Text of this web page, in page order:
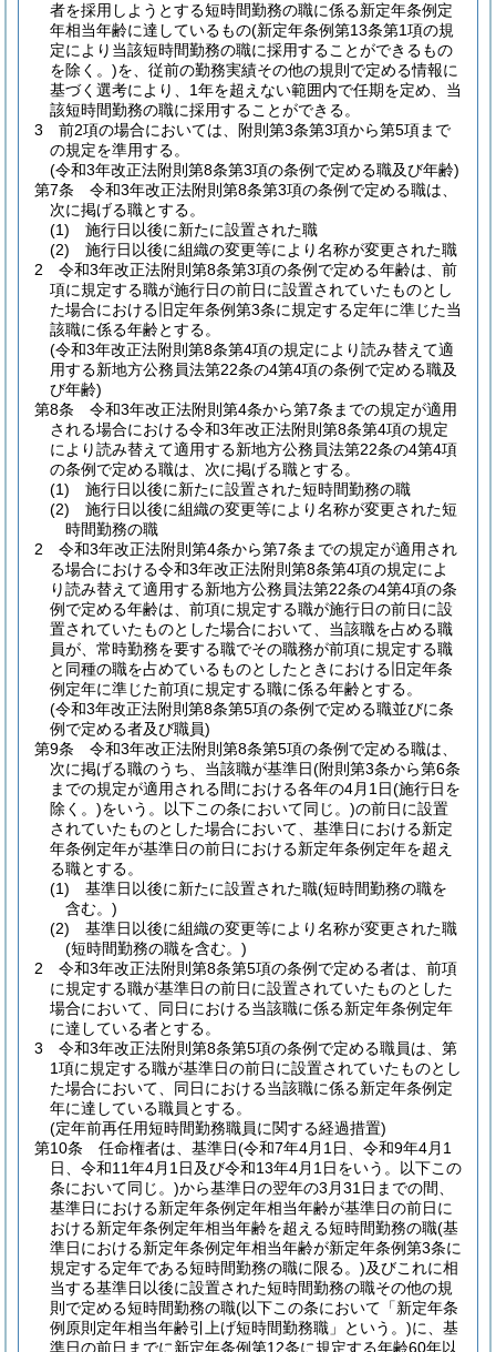
者を採用しようとする短時間勤務の職に係る新定年条例定
年相当年齢に達しているもの(新定年条例第13条第1項の規
定により当該短時間勤務の職に採用することができるもの
を除く。)を、従前の勤務実績その他の規則で定める情報に
基づく選考により、1年を超えない範囲内で任期を定め、当
該短時間勤務の職に採用することができる。
3
前2項の場合においては、附則第3条第3項から第5項まで
の規定を準用する。
(令和3年改正法附則第8条第3項の条例で定める職及び年齢)
第7条
令和3年改正法附則第8条第3項の条例で定める職は、
次に掲げる職とする。
(1)
施行日以後に新たに設置された職
(2)
施行日以後に組織の変更等により名称が変更された職
2
令和3年改正法附則第8条第3項の条例で定める年齢は、前
項に規定する職が施行日の前日に設置されていたものとし
た場合における旧定年条例第3条に規定する定年に準じた当
該職に係る年齢とする。
(令和3年改正法附則第8条第4項の規定により読み替えて適
用する新地方公務員法第22条の4第4項の条例で定める職及
び年齢)
第8条
令和3年改正法附則第4条から第7条までの規定が適用
される場合における令和3年改正法附則第8条第4項の規定
により読み替えて適用する新地方公務員法第22条の4第4項
の条例で定める職は、次に掲げる職とする。
(1)
施行日以後に新たに設置された短時間勤務の職
(2)
施行日以後に組織の変更等により名称が変更された短
時間勤務の職
2
令和3年改正法附則第4条から第7条までの規定が適用され
る場合における令和3年改正法附則第8条第4項の規定によ
り読み替えて適用する新地方公務員法第22条の4第4項の条
例で定める年齢は、前項に規定する職が施行日の前日に設
置されていたものとした場合において、当該職を占める職
員が、常時勤務を要する職でその職務が前項に規定する職
と同種の職を占めているものとしたときにおける旧定年条
例定年に準じた前項に規定する職に係る年齢とする。
(令和3年改正法附則第8条第5項の条例で定める職並びに条
例で定める者及び職員)
第9条
令和3年改正法附則第8条第5項の条例で定める職は、
次に掲げる職のうち、当該職が基準日(附則第3条から第6条
までの規定が適用される間における各年の4月1日(施行日を
除く。)をいう。以下この条において同じ。)の前日に設置
されていたものとした場合において、基準日における新定
年条例定年が基準日の前日における新定年条例定年を超え
る職とする。
(1)
基準日以後に新たに設置された職(短時間勤務の職を
含む。)
(2)
基準日以後に組織の変更等により名称が変更された職
(短時間勤務の職を含む。)
2
令和3年改正法附則第8条第5項の条例で定める者は、前項
に規定する職が基準日の前日に設置されていたものとした
場合において、同日における当該職に係る新定年条例定年
に達している者とする。
3
令和3年改正法附則第8条第5項の条例で定める職員は、第
1項に規定する職が基準日の前日に設置されていたものとし
た場合において、同日における当該職に係る新定年条例定
年に達している職員とする。
(定年前再任用短時間勤務職員に関する経過措置)
第10条
任命権者は、基準日(令和7年4月1日、令和9年4月1
日、令和11年4月1日及び令和13年4月1日をいう。以下この
条において同じ。)から基準日の翌年の3月31日までの間、
基準日における新定年条例定年相当年齢が基準日の前日に
おける新定年条例定年相当年齢を超える短時間勤務の職(基
準日における新定年条例定年相当年齢が新定年条例第3条に
規定する定年である短時間勤務の職に限る。)及びこれに相
当する基準日以後に設置された短時間勤務の職その他の規
則で定める短時間勤務の職(以下この条において「新定年条
例原則定年相当年齢引上げ短時間勤務職」という。)に、基
準日の前日までに新定年条例第12条に規定する年齢60年以